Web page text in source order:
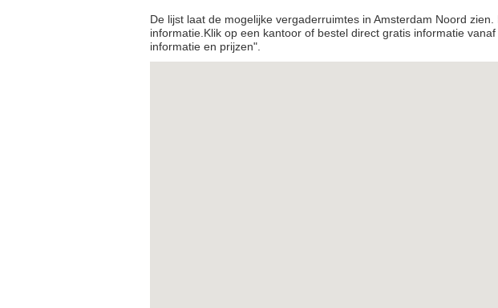
De lijst laat de mogelijke vergaderruimtes in Amsterdam Noord
informatie.Klik op een kantoor of bestel direct gratis informatie
informatie en prijzen".